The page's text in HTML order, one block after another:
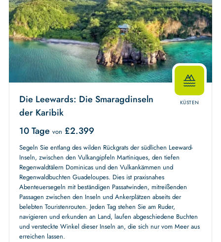
KÜSTEN
Die Leewards: Die Smaragdinseln
der Karibik
10 Tage von £2.399
Segeln Sie entlang des wilden Rückgrats der südlichen Leeward-
Inseln, zwischen den Vulkangipfeln Martiniques, den tiefen
Regenwaldtälern Dominicas und den Vulkankämmen und
Regenwaldbuchten Guadeloupes. Dies ist praxisnahes
Abenteuersegeln mit beständigen Passatwinden, mitreißenden
Passagen zwischen den Inseln und Ankerplätzen abseits der
belebten Touristenrouten. Jeden Tag stehen Sie am Ruder,
navigieren und erkunden an Land, laufen abgeschiedene Buchten
und versteckte Winkel dieser Inseln an, die sich nur vom Meer aus
erreichen lassen.